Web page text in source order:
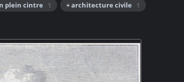
plein cintre 1 + architecture civile
1